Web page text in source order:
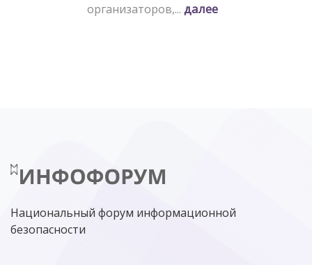
организаторов,... далее
Национальный форум информационной
безопасности